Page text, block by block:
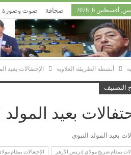
أغسطس 6, 2026 صحافة صوت وصورة
أنشطة الطريقة العلاوية الإحتفالات بعيد
التصنيف
بعيد
بعيد المولد النبوي
بمقام ضريخ مولاي إدريس الأزهر الإحتفالات بمقام